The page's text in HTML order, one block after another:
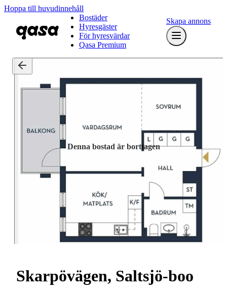
Hoppa till huvudinnehåll
Bostäder
Hyresgäster
För hyresvärdar
Qasa Premium
Skapa annons
Denna bostad är borttagen
Skarpövägen, Saltsjö-boo